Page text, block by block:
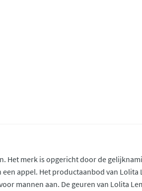
Het merk is opgericht door de
appel. Het productaanbod van Lolita
mannen aan. De geuren van Lolita